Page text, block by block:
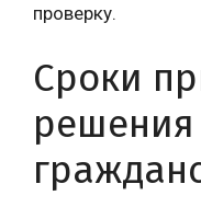
проверку.
Сроки
решения